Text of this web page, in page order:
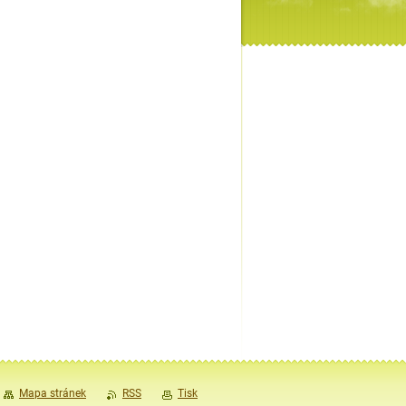
Mapa stránek RSS Tisk